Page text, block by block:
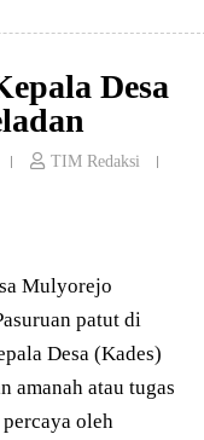
Desa
TIM Redaksi
Mulyorejo
patut di
Desa (Kades)
amanah atau tugas
oleh